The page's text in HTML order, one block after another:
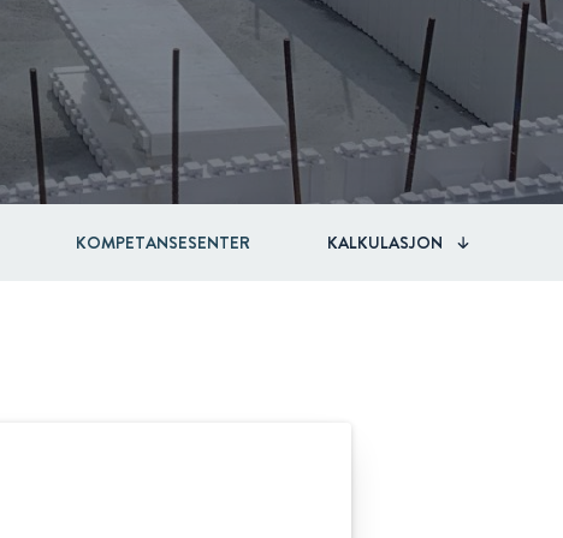
KOMPETANSESENTER KALKULASJON